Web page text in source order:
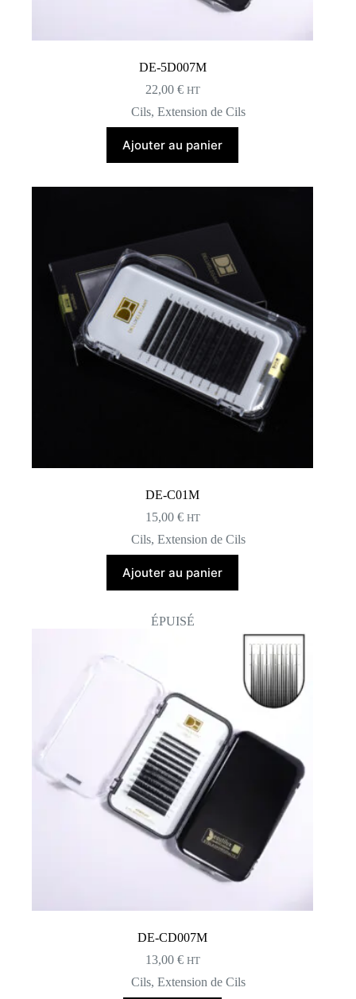
DE-5D007M
22,00 € HT
Cils,Extension de Cils
Ajouter au panier
DE-C01M
15,00 € HT
Cils,Extension de Cils
Ajouter au panier
ÉPUISÉ
DE-CD007M
13,00 € HT
Cils,Extension de Cils